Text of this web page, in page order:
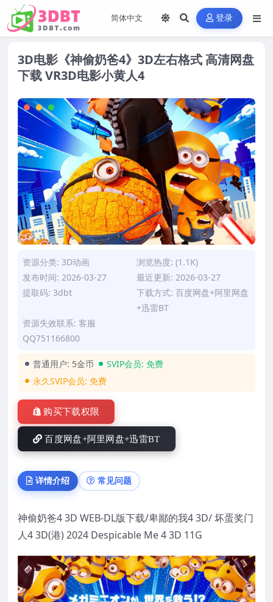
登录
3D电影《神偷奶爸4》3D左右格式 高清网盘
下载 VR3D电影小黄人4
资源分类: 3D动画
浏览热度: (1.1K)
发布时间: 2026-03-27
最近更新: 2026-03-27
提取码: 3dbt
下载方式: 百度网盘+阿里网盘
+迅雷BT
资源失效联系: 客服
QQ751166800
普通用户: 5金币 SVIP会员: 免费
永久SVIP会员: 免费
购买下载权限
百度网盘+阿里网盘+迅雷BT
详情介绍 常见问题
神偷奶爸4 3D WEB-DL版下载/卑鄙的我4 3D/ 坏蛋奖门
人4 3D(港) 2024 Despicable Me 4 3D 11G